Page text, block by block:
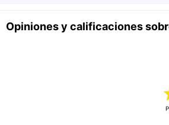
Opiniones y calificaciones